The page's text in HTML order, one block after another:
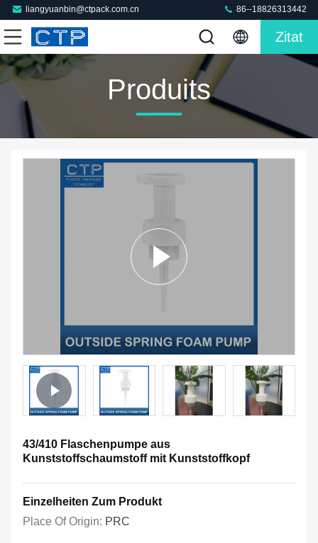
liangyuanbin@ctpack.com.cn 86--18826313442
Zitat
Produits
43/410 Flaschenpumpe aus
Kunststoffschaumstoff mit Kunststoffkopf
Einzelheiten Zum Produkt
Place Of Origin: PRC